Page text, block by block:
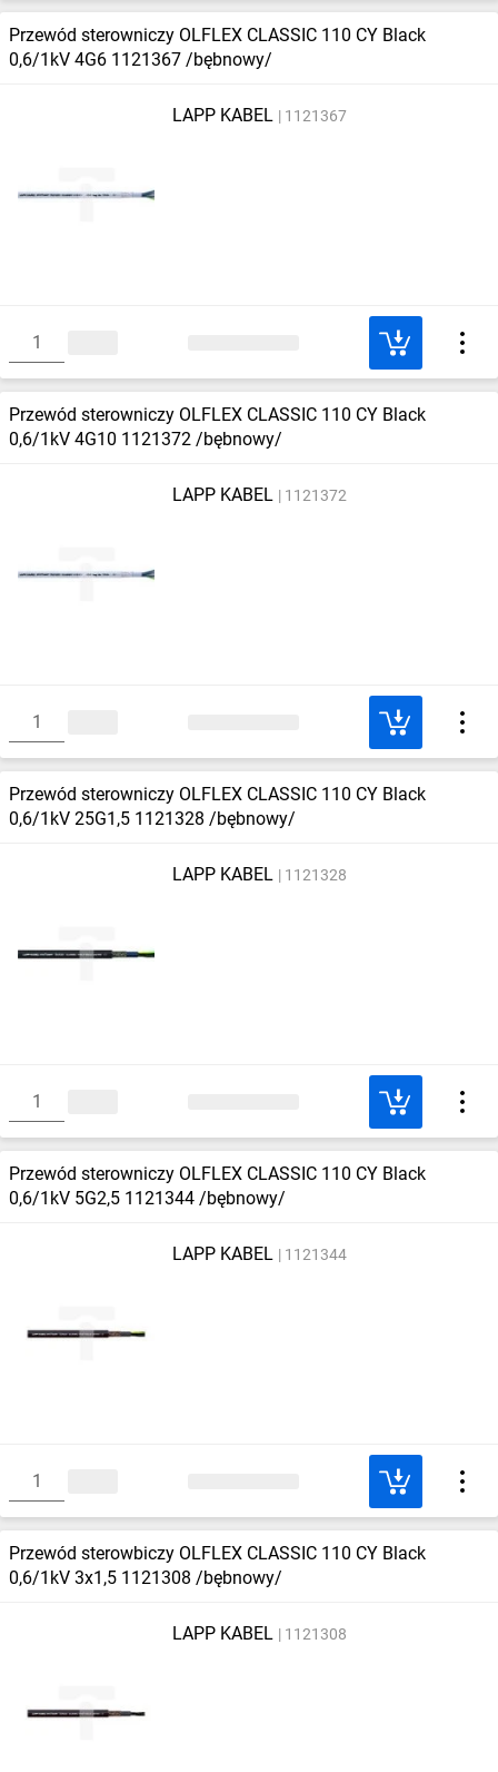
Przewód sterowniczy OLFLEX CLASSIC 110 CY Black
0,6/1kV 4G6 1121367 /bębnowy/
LAPP KABEL 1121367
Przewód sterowniczy OLFLEX CLASSIC 110 CY Black
0,6/1kV 4G10 1121372 /bębnowy/
LAPP KABEL 1121372
Przewód sterowniczy OLFLEX CLASSIC 110 CY Black
0,6/1kV 25G1,5 1121328 /bębnowy/
LAPP KABEL 1121328
Przewód sterowniczy OLFLEX CLASSIC 110 CY Black
0,6/1kV 5G2,5 1121344 /bębnowy/
LAPP KABEL 1121344
Przewód sterowbiczy OLFLEX CLASSIC 110 CY Black
0,6/1kV 3x1,5 1121308 /bębnowy/
LAPP KABEL 1121308